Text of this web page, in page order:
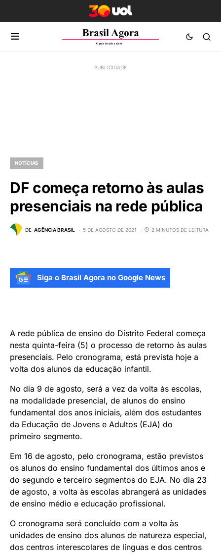
NOTÍCIAS
DF começa retorno às aulas
presenciais na rede pública
DE AGÊNCIA BRASIL 5 DE AGOSTO DE 2021 2 MINUTOS DE LEITURA
Siga o Brasil Agora no Google News
A rede pública de ensino do Distrito Federal começa
nesta quinta-feira (5) o processo de retorno às aulas
presenciais. Pelo cronograma, está prevista hoje a
volta dos alunos da educação infantil.
No dia 9 de agosto, será a vez da volta às escolas,
na modalidade presencial, de alunos do ensino
fundamental dos anos iniciais, além dos estudantes
da Educação de Jovens e Adultos (EJA) do
primeiro segmento.
Em 16 de agosto, pelo cronograma, estão previstos
os alunos do ensino fundamental dos últimos anos e
do segundo e terceiro segmentos do EJA. No dia 23
de agosto, a volta às escolas abrangerá as unidades
de ensino médio e educação profissional.
O cronograma será concluído com a volta às
unidades de ensino dos alunos de natureza especial,
dos centros interescolares de línguas e dos centros